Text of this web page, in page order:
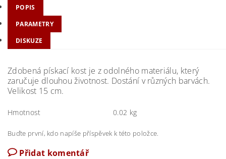
POPIS
PARAMETRY
DISKUZE
Zdobená pískací kost je z odolného materiálu, který
zaručuje dlouhou životnost. Dostání v různých barvách.
Velikost 15 cm.
Hmotnost 0.02 kg
Buďte první, kdo napíše příspěvek k této položce.
Přidat komentář